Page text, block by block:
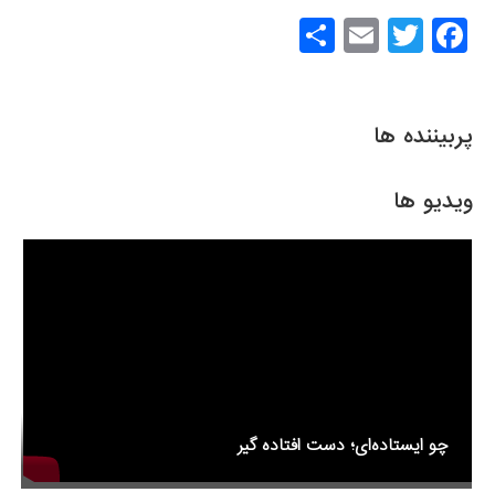
پربیننده ها
ویدیو ها
چو ایستاده‌ای؛ دست افتاده گیر
F
a
e
o
o
T
wi
er
E
m